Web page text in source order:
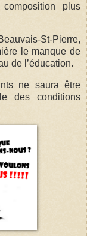
plus
St-Pierre,
le manque de
de l’éducation.
ne saura être
des conditions